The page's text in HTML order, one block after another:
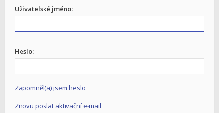
Uživatelské jméno:
Heslo:
Zapomněl(a) jsem heslo
Znovu poslat aktivační e-mail